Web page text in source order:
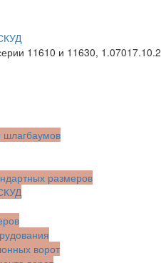
11610 и 11630, 1.07017.10.2
шлагбаумов
размеров
ворот